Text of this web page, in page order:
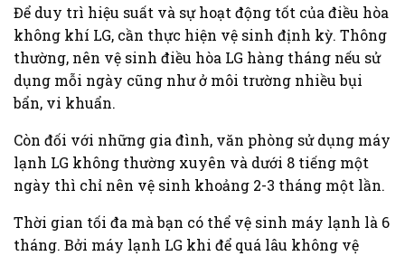
Để duy trì hiệu suất và sự hoạt động tốt của điều hòa
không khí LG, cần thực hiện vệ sinh định kỳ. Thông
thường, nên vệ sinh điều hòa LG hàng tháng nếu sử
dụng mỗi ngày cũng như ở môi trường nhiều bụi
bẩn, vi khuẩn.
Còn đối với những gia đình, văn phòng sử dụng máy
lạnh LG không thường xuyên và dưới 8 tiếng một
ngày thì chỉ nên vệ sinh khoảng 2-3 tháng một lần.
Thời gian tối đa mà bạn có thể vệ sinh máy lạnh là 6
tháng. Bởi máy lạnh LG khi để quá lâu không vệ